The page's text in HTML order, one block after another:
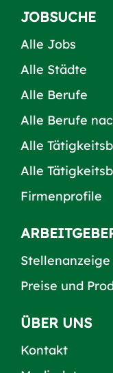
JOBSUCHE
Alle Jobs
Alle Städte
Alle Berufe
Alle Berufe
Alle
Alle
Firmenprofile
Preise und
ÜBER UNS
Kontakt